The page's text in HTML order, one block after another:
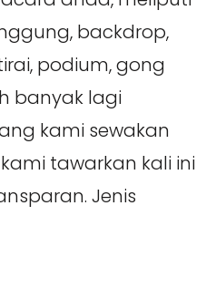
backdrop,
podium, gong
banyak lagi
kami sewakan
tawarkan kali ini
Jenis